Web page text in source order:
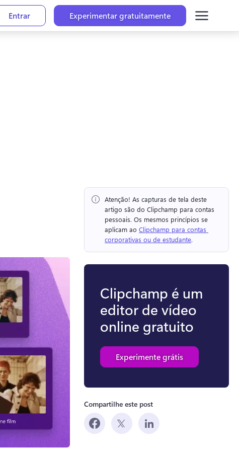
Entrar Experimentar gratuitamente
Atenção! As capturas de tela deste
artigo são do Clipchamp para contas
pessoais. Os mesmos princípios se
aplicam ao Clipchamp para contas
corporativas ou de estudante.
Clipchamp é um
editor de vídeo
online gratuito
Experimente grátis
Compartilhe este post